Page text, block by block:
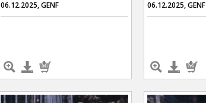
06.12.2025, GENF 06.12.2025, GENF